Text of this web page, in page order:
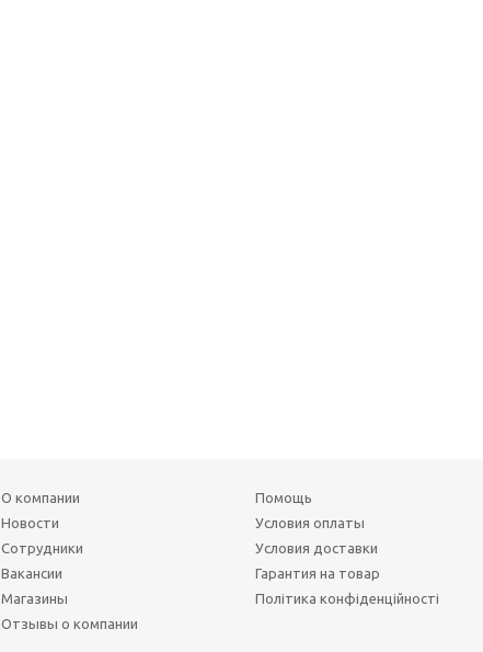
О компании
Новости
Сотрудники
Вакансии
Магазины
Отзывы о компании
Помощь
Условия оплаты
Условия доставки
Гарантия на товар
Політика конфіденційності